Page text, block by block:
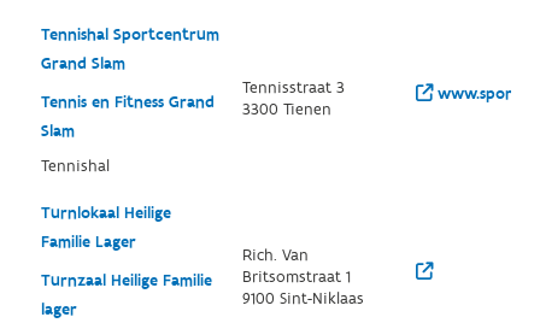
Tennishal Sportcentrum
Grand Slam
Tennis en Fitness Grand
Slam
Tennishal
Tennisstraat 3
3300 Tienen
Turnlokaal Heilige
Familie Lager
Turnzaal Heilige Familie
lager
Rich. Van
Britsomstraat 1
9100 Sint-Niklaas